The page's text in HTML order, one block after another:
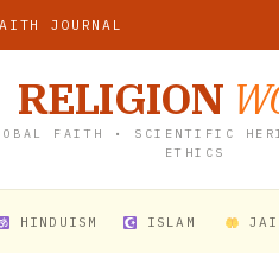
JOURNAL
RELIGION
FAITH • SCIENTIFIC
ETHICS
HINDUISM ISLAM